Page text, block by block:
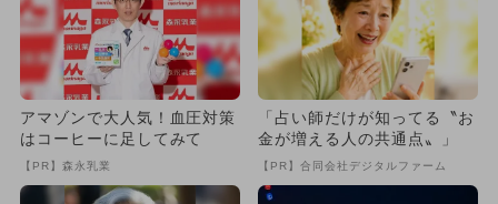
アマゾンで大人気！血圧対策
はコーヒーに足してみて
【PR】森永乳業
「占い師だけが知ってる〝お
金が増える人の共通点〟」
【PR】合同会社デジタルファーム